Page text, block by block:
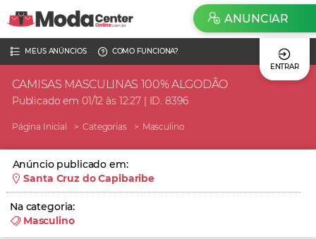
MEUS ANÚNCIOS
COMO FUNCIONA?
ENTRAR
ANUNCIAR
CAMISAS MASCULINAS 100% ALGODÃO
Publicado em 01/12 às 12:27 | ID. 8396
Página Inicial Categorias Masculino
Anúncio publicado em:
Santa Cruz do Capibaribe
Na categoria:
Masculino